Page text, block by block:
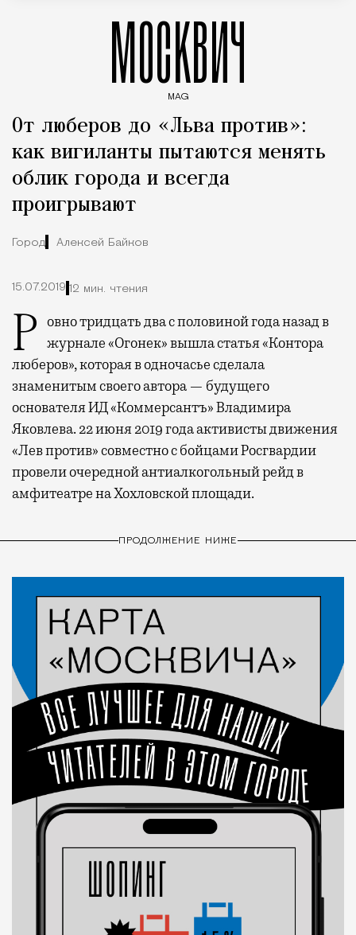
МОСКВИЧ
MAG
От люберов до «Льва против»:
как вигиланты пытаются менять
облик города и всегда
проигрывают
Город Алексей Байков
15.07.2019 12 мин. чтения
Ровно тридцать два с половиной года назад в журнале «Огонек» вышла статья «Контора
люберов», которая в одночасье сделала
знаменитым своего автора — будущего
основателя ИД «Коммерсантъ» Владимира
Яковлева. 22 июня 2019 года активисты движения
«Лев против» совместно с бойцами Росгвардии
провели очередной антиалкогольный рейд в
амфитеатре на Хохловской площади.
ПРОДОЛЖЕНИЕ НИЖЕ